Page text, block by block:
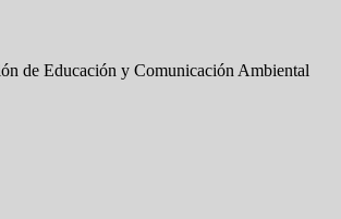
de Educación y Comunicación Ambiental